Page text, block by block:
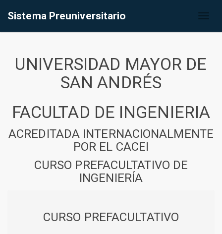
Sistema Preuniversitario
UNIVERSIDAD MAYOR DE
SAN ANDRÉS
FACULTAD DE INGENIERIA
ACREDITADA INTERNACIONALMENTE
POR EL CACEI
CURSO PREFACULTATIVO DE
INGENIERÍA
CURSO PREFACULTATIVO